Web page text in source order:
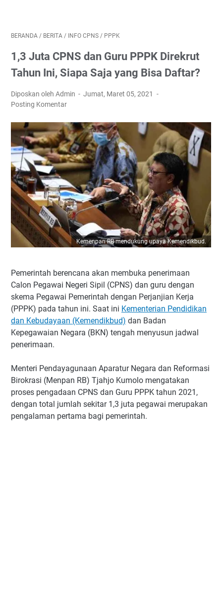
BERANDA / BERITA / INFO CPNS / PPPK
1,3 Juta CPNS dan Guru PPPK Direkrut
Tahun Ini, Siapa Saja yang Bisa Daftar?
Diposkan oleh Admin
Jumat, Maret 05, 2021
Posting Komentar
Kemenpan RB mendukung upaya Kemendikbud.
Pemerintah berencana akan membuka penerimaan
Calon Pegawai Negeri Sipil (CPNS) dan guru dengan
skema Pegawai Pemerintah dengan Perjanjian Kerja
(PPPK) pada tahun ini. Saat ini Kementerian Pendidikan
dan Kebudayaan (Kemendikbud) dan Badan
Kepegawaian Negara (BKN) tengah menyusun jadwal
penerimaan.
Menteri Pendayagunaan Aparatur Negara dan Reformasi
Birokrasi (Menpan RB) Tjahjo Kumolo mengatakan
proses pengadaan CPNS dan Guru PPPK tahun 2021,
dengan total jumlah sekitar 1,3 juta pegawai merupakan
pengalaman pertama bagi pemerintah.